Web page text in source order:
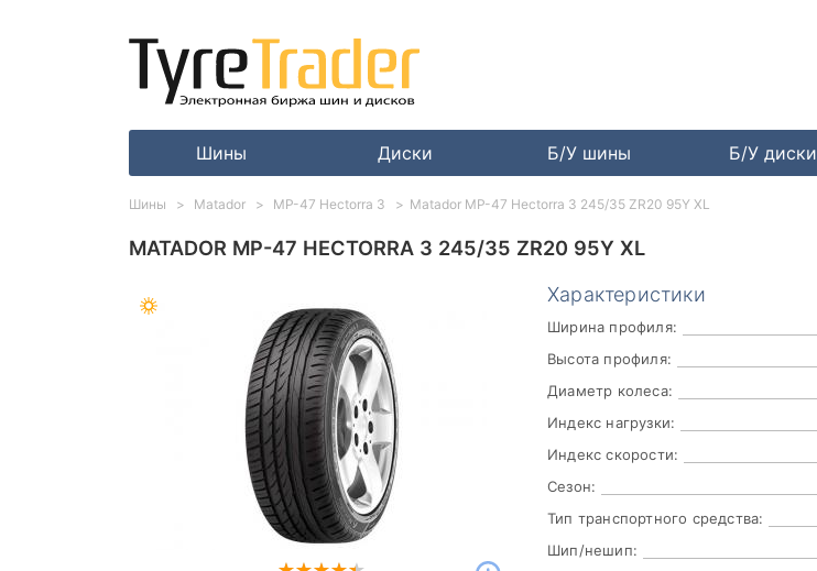
Шины Диски Б/У шины Б/У диски
MATADOR MP-47 HECTORRA 3 245/35 ZR20 95Y XL
Характеристики
Ширина профиля:
Высота профиля:
Диаметр колеса:
Индекс нагрузки:
Индекс скорости:
Сезон:
Тип транспортного средства:
Шип/нешип:
Шины Matador MP-47 Hectorra 3 Matador MP-47 Hectorra 3 245/35 ZR20 95Y XL